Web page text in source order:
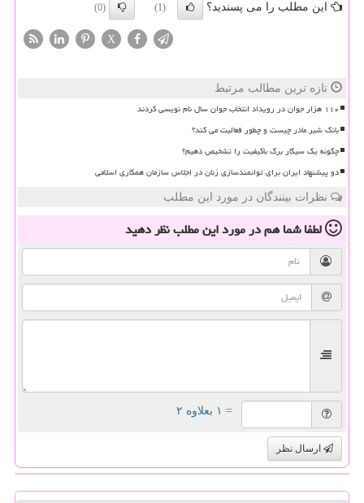
این مطلب را می پسندید؟ (1)
(0)
X
تازه ترین مطالب مرتبط
۱۱۰ هزار جوان در رویداد انتخاب جوان سال نام نویسی کردند
بانک شیر مادر چیست و چطور فعالیت می کند؟
چگونه یک سیگار برگ باکیفیت را تشخیص دهیم؟
دو پیشنهاد ایران برای توانمندسازی زنان در اجلاس سازمان همکاری اسلامی
نظرات بینندگان در مورد این مطلب
لطفا شما همدر مورد این مطلبنظر دهید
= ۱ بعلاوه ۲
ارسال نظر